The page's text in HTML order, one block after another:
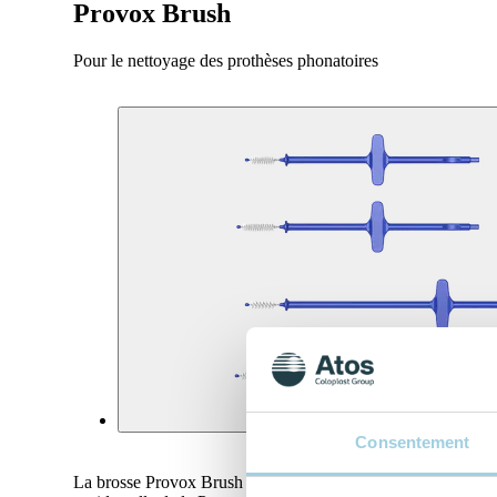
Consentement
Provox Brush
Pour le nettoyage des prothèses phonatoires
La brosse Provox Brush permet de nettoyer la lumière et la